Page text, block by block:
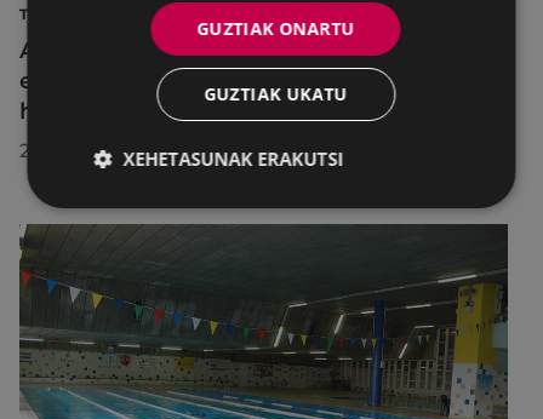
TURISMOA
Azahara Dominguez diputatuak Eibarko
eraldaketa turistikoa nabarmendu du
herrira egin duen bisitan
2026/07/30
GUZTIAK ONARTU
GUZTIAK UKATU
XEHETASUNAK ERAKUTSI